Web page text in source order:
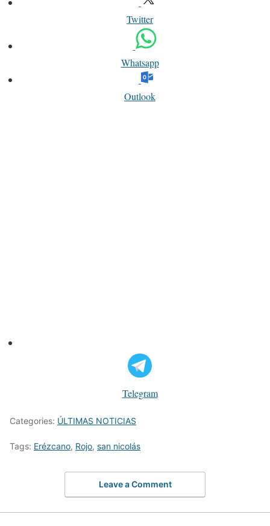
Twitter
Whatsapp
Outlook
Telegram
Categories: ÚLTIMAS NOTICIAS
Tags: Erézcano, Rojo, san nicolás
Leave a Comment